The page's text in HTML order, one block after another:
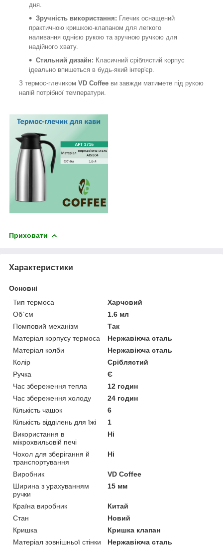
дня.
Зручність використання: Глечик оснащений
практичною кришкою-клапаном для легкого
наливання однією рукою та зручною ручкою для
надійного хвату.
Стильний дизайн: Класичний сріблястий корпус
ідеально впишеться в будь-який інтер'єр.
З термос-глечиком VD Coffee ви завжди матимете під рукою
напій потрібної температури.
Приховати
Характеристики
Основні
Тип термоса
Харчовий
Об`єм
1.6 мл
Помповий механізм
Так
Матеріал корпусу термоса
Нержавіюча сталь
Матеріал колби
Нержавіюча сталь
Колір
Сріблястий
Ручка
Є
Час збереження тепла
12 годин
Час збереження холоду
24 годин
Кількість чашок
6
Кількість відділень для їжі
1
Використання в
мікрохвильовій печі
Ні
Чохол для зберігання й
транспортування
Ні
Виробник
VD Coffee
Ширина з урахуванням
ручки
15 мм
Країна виробник
Китай
Стан
Новий
Кришка
Кришка клапан
Матеріал зовнішньої стінки
Нержавіюча сталь